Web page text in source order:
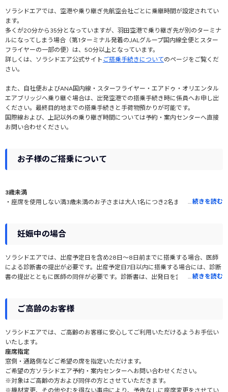
ソラシドエアでは、空港や乗り継ぎ先航空会社ごとに乗継時間が設定されてい
ます。
多くが20分から35分となっていますが、羽田空港で乗り継ぎ先が別のターミナ
ルになってしまう場合（第1ターミナル発着のJALグループ国内線全便とスター
フライヤーの一部の便）は、50分以上となっています。
詳しくは、ソラシドエア公式サイト ご搭乗手続きについてのページをご覧くだ
さい。
また、自社便およびANA国内線・スターフライヤー・エアドゥ・オリエンタル
エアブリッジへ乗り継ぐ場合は、出発空港での搭乗手続き時に係員へお申し出
ください。最終目的地までの搭乗手続きと手荷物預かりが可能です。
国際線および、上記以外の乗り継ぎ時間については予約・案内センターへ直接
お問い合わせください。
お子様のご搭乗について
3歳未満
・座席を使用しない満3歳未満のお子さまは大人1名につき2名まで同伴でき、1
いただきます。
・座席を使用する場合は航空券が必要です。
・生後7日以内の乳児は搭乗できません。
・乳幼児の搭乗人数には制限があります。必ず、予約・購入時にお知らせくだ
3～11歳
・3歳~5歳のお子さまは、12歳以上の同伴者がいれば搭乗できます。
・6歳~7歳のお子さまは、係員のサポートが受けられる「ソラシドキッズ」（要
申込）を利用する場合のみ1人で搭乗できます。
・8歳~11歳のお子さまは同伴者不要です。ご希望により「ソラシドキッズ」を
利用することもできます。
※ベビ－カーの貸し出しも利用できます（機内除く）。出発空港のカウンター
係員にお申し出ください。
…続きを読む
妊娠中の場合
ソラシドエアでは、出産予定日を含め28日～8日前までに搭乗する場合、医師
による診断書の提出が必要です。出産予定日7日以内に搭乗する場合には、診断
書の提出とともに医師の同伴が必要です。診断書は、出発日を含めて7日以内に
優先的に搭乗できる「事前改札サービス」の利用も可能です。ご希望の場合は
お早めに搭乗口へおいでください。
※出産予定日より28日以内の方がお連れいただける同伴幼児は1名までで、お子
様分の航空券をご購入いただき座席を使用してのご搭乗となります。
※お子様が満2歳未満の場合は、お客様ご自身でご用意されたチャイルドシート
…続きを読む
ご高齢のお客様
ソラシドエアでは、ご高齢のお客様に安心してご利用いただけるようお手伝い
いたします。
座席指定
窓側・通路側などご希望の席を指定いただけます。
ご希望の方ソラシドエア予約・案内センターへお問い合わせください。
※対象はご高齢の方および同伴の方とさせていただきます。
※機材変更、その他やむを得ない事由により、予告なしに座席変更をさせてい